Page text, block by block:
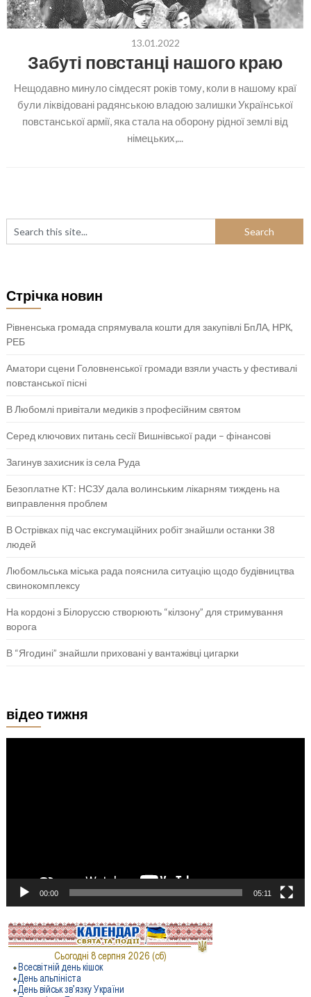
13.01.2022
Забуті повстанці нашого краю
Нещодавно минуло сімдесят років тому, коли в нашому краї
були ліквідовані радянською владою залишки Української
повстанської армії, яка стала на оборону рідної землі від
німецьких,...
Стрічка новин
Рівненська громада спрямувала кошти для закупівлі БпЛА, НРК,
РЕБ
Аматори сцени Головненської громади взяли участь у фестивалі
повстанської пісні
В Любомлі привітали медиків з професійним святом
Серед ключових питань сесії Вишнівської ради – фінансові
Загинув захисник із села Руда
Безоплатне КТ: НСЗУ дала волинським лікарням тиждень на
виправлення проблем
В Острівках під час ексгумаційних робіт знайшли останки 38
людей
Любомльська міська рада пояснила ситуацію щодо будівництва
свинокомплексу
На кордоні з Білоруссю створюють “кілзону” для стримування
ворога
В “Ягодині” знайшли приховані у вантажівці цигарки
відео тижня
00:00 05:11